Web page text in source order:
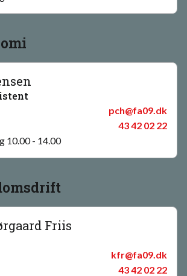
pch@fa09.dk
43 42 02 22
10.00 - 14.00
Friis
kfr@fa09.dk
43 42 02 22